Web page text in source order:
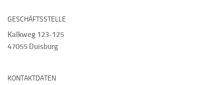
GESCHÄFTSSTELLE
Kalkweg 123-125
47055 Duisburg
KONTAKTDATEN